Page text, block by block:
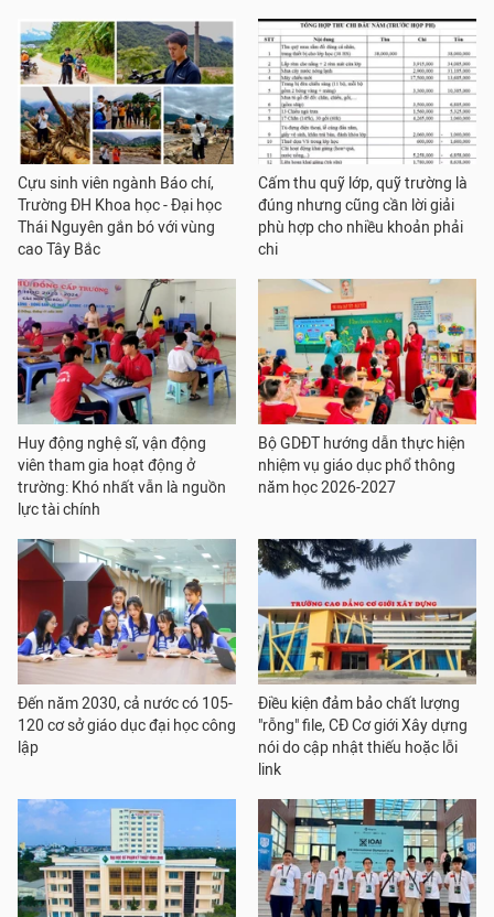
Cựu sinh viên ngành Báo chí,
Trường ĐH Khoa học - Đại học
Thái Nguyên gắn bó với vùng
cao Tây Bắc
Cấm thu quỹ lớp, quỹ trường là
đúng nhưng cũng cần lời giải
phù hợp cho nhiều khoản phải
chi
Huy động nghệ sĩ, vận động
viên tham gia hoạt động ở
trường: Khó nhất vẫn là nguồn
lực tài chính
Bộ GDĐT hướng dẫn thực hiện
nhiệm vụ giáo dục phổ thông
năm học 2026-2027
Đến năm 2030, cả nước có 105-
120 cơ sở giáo dục đại học công
lập
Điều kiện đảm bảo chất lượng
"rỗng" file, CĐ Cơ giới Xây dựng
nói do cập nhật thiếu hoặc lỗi
link